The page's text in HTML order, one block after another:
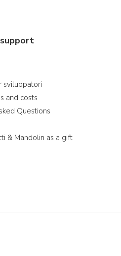
sviluppatori
and costs
Questions
& Mandolin as a gift